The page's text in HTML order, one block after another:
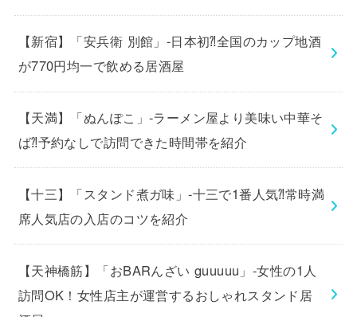
【新宿】「安兵衛 別館」-日本初⁈全国のカップ地酒
が770円均一で飲める居酒屋
【天満】「ぬんぽこ」-ラーメン屋より美味い中華そ
ば⁈予約なしで訪問できた時間帯を紹介
【十三】「スタンド煮ガ味」-十三で1番人気⁈常時満
席人気店の入店のコツを紹介
【天神橋筋】「おBARんざい guuuuu」-女性の1人
訪問OK！女性店主が運営するおしゃれスタンド居